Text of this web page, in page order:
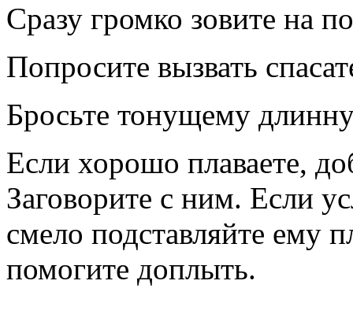
Сразу громко зовите на
Попросите вызвать
Бросьте тонущему
Если хорошо плаваете,
Заговорите с ним. Если
смело подставляйте ему
помогите доплыть.